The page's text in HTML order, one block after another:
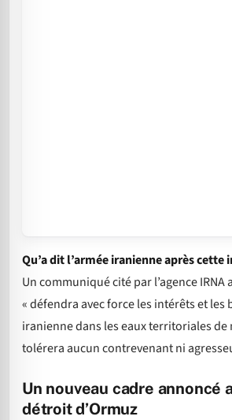
Qu’a dit l’armée iranienne après cette
Un communiqué cité par l’agence IRNA
« défendra avec force les intérêts et les
iranienne dans les eaux territoriales de
tolérera aucun contrevenant ni
Un nouveau cadre annoncé
détroit d’Ormuz